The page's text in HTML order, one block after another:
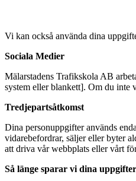
Vi kan också använda dina
Sociala Medier
Mälarstadens Trafikskola AB
system eller blankett]. Om du inte
Tredjepartsåtkomst
Dina personuppgifter används
vidarebefordrar, säljer eller byter
att driva vår webbplats eller vårt
Så länge sparar vi dina uppgifter